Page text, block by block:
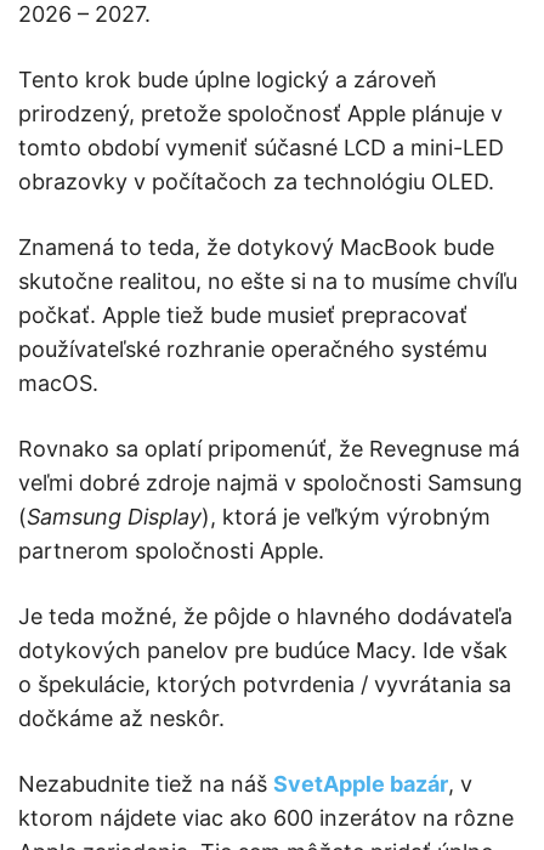
2026 – 2027.
Tento krok bude úplne logický a zároveň
prirodzený, pretože spoločnosť Apple plánuje v
tomto období vymeniť súčasné LCD a mini-LED
obrazovky v počítačoch za technológiu OLED.
Znamená to teda, že dotykový MacBook bude
skutočne realitou, no ešte si na to musíme chvíľu
počkať. Apple tiež bude musieť prepracovať
používateľské rozhranie operačného systému
macOS.
Rovnako sa oplatí pripomenúť, že Revegnuse má
veľmi dobré zdroje najmä v spoločnosti Samsung
(Samsung Display), ktorá je veľkým výrobným
partnerom spoločnosti Apple.
Je teda možné, že pôjde o hlavného dodávateľa
dotykových panelov pre budúce Macy. Ide však
o špekulácie, ktorých potvrdenia / vyvrátania sa
dočkáme až neskôr.
Nezabudnite tiež na náš SvetApple bazár, v
ktorom nájdete viac ako 600 inzerátov na rôzne